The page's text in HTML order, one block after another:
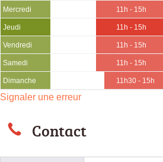
Mercredi 11h - 15h
Jeudi 11h - 15h
Vendredi 11h - 15h
Samedi 11h - 15h
Dimanche 11h30 - 15h
Signaler une erreur
Contact